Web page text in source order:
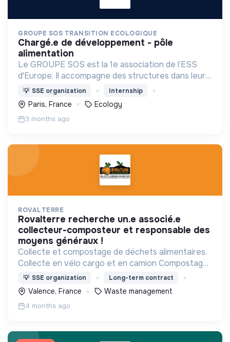
GROUPE SOS TRANSITION ECOLOGIQUE
chargé.e de développement - pôle
alimentation
Le GROUPE SOS est la 1e association de l’ESS
d'Europe. Il accompagne des structures dans leur
développement pour décupler leur impacts
sociaux, sociétaux, et environnementaux.
💡 SSE organization Internship
Paris, France Ecology
3 months ago
ROVALTERRE
rovalterre recherche un.e associé.e
collecteur-composteur et responsable des
moyens généraux !
Collecte et compostage de déchets alimentaires.
Collecte en vélo cargo et en camion Compostage
en bout de champ
💡 SSE organization Long-term contract
Valence, France Waste management
4 months ago